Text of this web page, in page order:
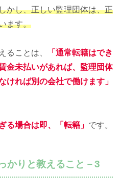
かし、正しい監理団体は、正
ます。
ることは、
「通常転籍はでき
金未払いがあれば、監理団体
ければ別の会社で働けます」
る場合は即、「転籍」 です。
かりと教えること－3